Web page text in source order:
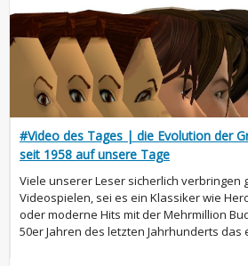
#Video des Tages | die Evolution der
seit 1958 auf unsere Tage
Viele unserer Leser sicherlich verbringen
Videospielen, sei es ein Klassiker wie
oder moderne Hits mit der Mehrmillion
50er Jahren des letzten Jahrhunderts das